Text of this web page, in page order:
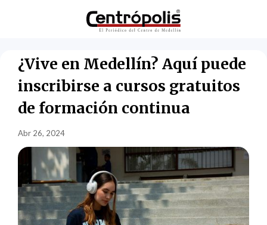
¿Vive en Medellín? Aquí puede
inscribirse a cursos gratuitos
de formación continua
Abr 26, 2024